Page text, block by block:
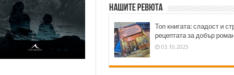
Нашите ревюта
Топ книгата: сладост и
рецептата за добър
03.10.2025